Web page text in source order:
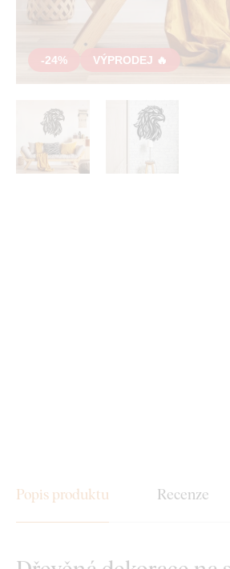
-24% VÝPRODEJ 🔥
Popis produktu Recenze